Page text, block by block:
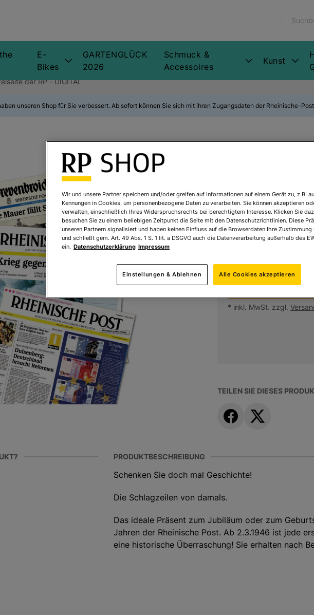
E-
Bikes
GARTENGLÜCK
2026
Schmuck &
Accessoires
Kunst
der RP - DIGITAL
unseren Shop für Sie verbessert. Ab sofort können Sie sich mit ihren Zugangsdaten der Rheinische-
Historische
Art.Nr.:5451155
Sofort lieferbar
Ihr Preis:
* inkl. MwSt. zzgl.
TEILEN SIE DIESES
PRODUKTBESCHREIBUNG
Schenken Sie doch mal Geschichte!
Die Schlagzeilen von damals.
Das ideale Präsent zum Jubiläum oder zum
Jahren der Rheinische Post. Ab 2.3.1946 ist jede
eine historische Überraschung! Sie erhalten nach
Achtung: Bitte geben Sie bei Ihrer Bestellung im
Wir und unsere Partner speichern und/oder greifen auf Informationen auf einem Gerät zu, z.B.
Kennungen in Cookies, um personenbezogene Daten zu verarbeiten. Sie können akzeptieren
verwalten, einschließlich Ihres Widerspruchsrechts bei berechtigtem Interesse. Klicken Sie
besuchen Sie zu einem beliebigen Zeitpunkt die Seite mit den Datenschutzrichtlinien. Diese
unseren Partnern signalisiert und haben keinen Einfluss auf die Browserdaten Ihre
und schließt gem. Art. 49 Abs. 1 S. 1 lit. a DSGVO auch die Datenverarbeitung außerhalb des
ein. Datenschutzerklärung Impressum
Einstellungen & Ablehnen Alle Cookies akzeptieren